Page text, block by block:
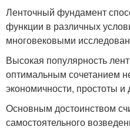
Ленточный фундамент
функции в различных
многовековыми
Высокая популярность
оптимальным сочетанием
экономичности, простоты и
Основным достоинством
самостоятельного